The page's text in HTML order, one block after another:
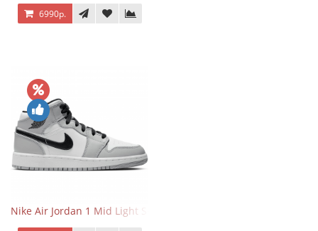
6990р.
Nike Air Jordan 1 Mid Light Smoke Grey